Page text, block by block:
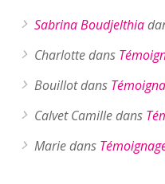
Sabrina Boudjelthia
Charlottedans
Bouillotdans
Calvet Camilledans
Mariedans